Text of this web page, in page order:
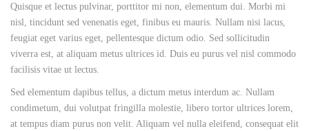
Quisque et lectus pulvinar, porttitor mi non, elementum dui. Morbi mi
nisl, tincidunt sed venenatis eget, finibus eu mauris. Nullam nisi lacus,
feugiat eget varius eget, pellentesque dictum odio. Sed sollicitudin
viverra est, at aliquam metus ultrices id. Duis eu purus vel nisl commodo
facilisis vitae ut lectus.
Sed elementum dapibus tellus, a dictum metus interdum ac. Nullam
condimetum, dui volutpat fringilla molestie, libero tortor ultrices lorem,
at tempus diam purus non velit. Aliquam vel nulla eleifend, consequat elit